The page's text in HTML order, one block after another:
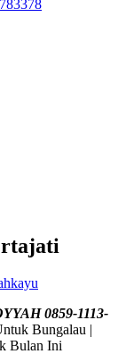
0859-1113-
Bungalau |
Bulan Ini